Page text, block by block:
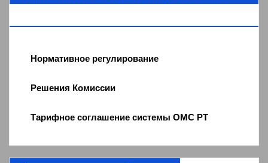
Нормативное регулирование
Решения Комиссии
Тарифное соглашение системы ОМС РТ